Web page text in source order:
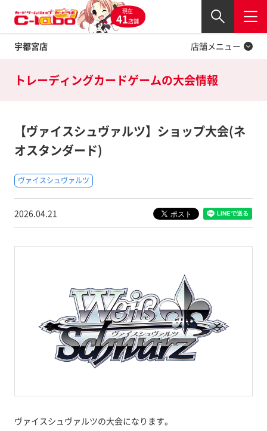
現在
41店舗
宇都宮店
閉じる
店舗メニュー
Twitter
トレーディングカードゲームの大会情報
【ヴァイスシュヴァルツ】ショップ大会(ネ
オスタンダード)
ヴァイスシュヴァルツ
2026.04.21
ヴァイスシュヴァルツの大会になります。